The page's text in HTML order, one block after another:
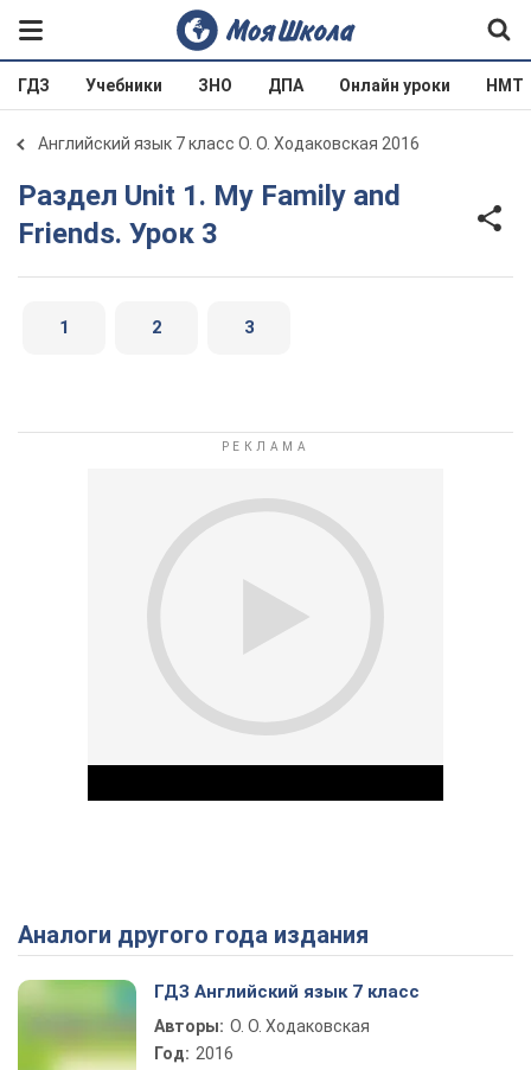
ГДЗ Учебники ЗНО ДПА Онлайн уроки НМТ
Английский язык 7 класс О. О. Ходаковская 2016
Раздел Unit 1. My Family and
Friends. Урок 3
1 2 3
Play Video
Аналоги другого года издания
ГДЗ Английский язык 7 класс
Авторы: О. О. Ходаковская
Год: 2016